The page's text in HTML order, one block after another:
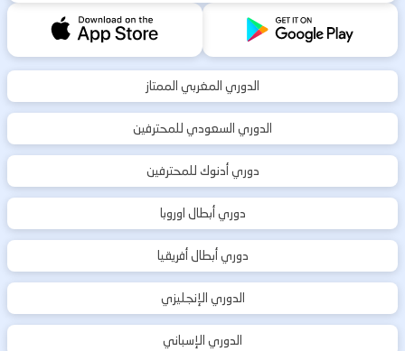
الدوري المغربي الممتاز
الدوري السعودي للمحترفين
دوري أدنوك للمحترفين
دوري أبطال اوروبا
دوري أبطال أفريقيا
الدوري الإنجليزي
الدوري الإسباني